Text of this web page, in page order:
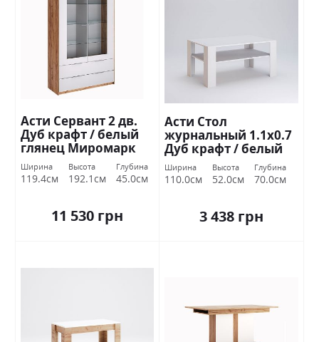
Асти Сервант 2 дв.
Дуб крафт / белый
глянец Миромарк
Ширина
119.4см
Высота
192.1см
Глубина
45.0см
11 530 грн
Асти Стол
журнальный 1.1х0.7
Дуб крафт / белый
глянец Миромарк
Ширина
110.0см
Высота
52.0см
Глубина
70.0см
3 438 грн